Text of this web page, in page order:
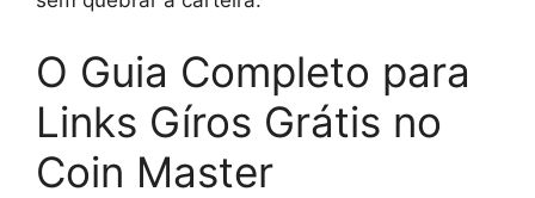
O Guia Completo para
Links Gíros Grátis no
Coin Master